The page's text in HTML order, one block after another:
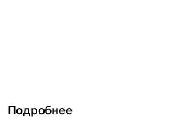
Подробнее
Подробнее
Подробнее
Подробнее